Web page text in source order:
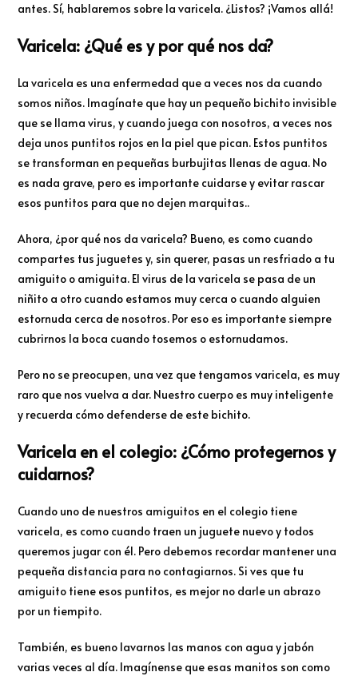
antes. Sí, hablaremos sobre la varicela. ¿Listos? ¡Vamos allá!
Varicela: ¿Qué es y por qué nos da?
La varicela es una enfermedad que a veces nos da cuando
somos niños. Imagínate que hay un pequeño bichito invisible
que se llama virus, y cuando juega con nosotros, a veces nos
deja unos puntitos rojos en la piel que pican. Estos puntitos
se transforman en pequeñas burbujitas llenas de agua. No
es nada grave, pero es importante cuidarse y evitar rascar
esos puntitos para que no dejen marquitas..
Ahora, ¿por qué nos da varicela? Bueno, es como cuando
compartes tus juguetes y, sin querer, pasas un resfriado a tu
amiguito o amiguita. El virus de la varicela se pasa de un
niñito a otro cuando estamos muy cerca o cuando alguien
estornuda cerca de nosotros. Por eso es importante siempre
cubrirnos la boca cuando tosemos o estornudamos.
Pero no se preocupen, una vez que tengamos varicela, es muy
raro que nos vuelva a dar. Nuestro cuerpo es muy inteligente
y recuerda cómo defenderse de este bichito.
Varicela en el colegio: ¿Cómo protegernos y
cuidarnos?
Cuando uno de nuestros amiguitos en el colegio tiene
varicela, es como cuando traen un juguete nuevo y todos
queremos jugar con él. Pero debemos recordar mantener una
pequeña distancia para no contagiarnos. Si ves que tu
amiguito tiene esos puntitos, es mejor no darle un abrazo
por un tiempito.
También, es bueno lavarnos las manos con agua y jabón
varias veces al día. Imagínense que esas manitos son como